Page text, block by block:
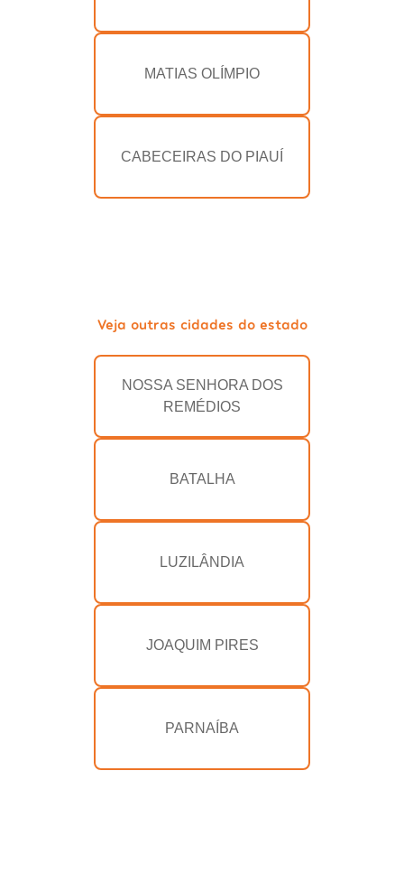
MATIAS OLÍMPIO
CABECEIRAS DO PIAUÍ
Veja outras cidades do estado
NOSSA SENHORA DOS
REMÉDIOS
BATALHA
LUZILÂNDIA
JOAQUIM PIRES
PARNAÍBA